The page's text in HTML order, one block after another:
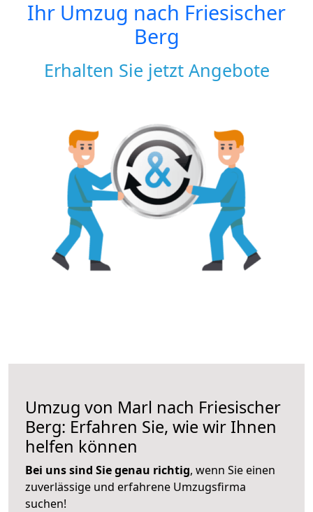
Ihr Umzug nach Friesischer
Berg
Erhalten Sie jetzt Angebote
Umzug von Marl nach Friesischer
Berg: Erfahren Sie, wie wir Ihnen
helfen können
Bei uns sind Sie genau richtig, wenn Sie einen
zuverlässige und erfahrene Umzugsfirma
suchen!